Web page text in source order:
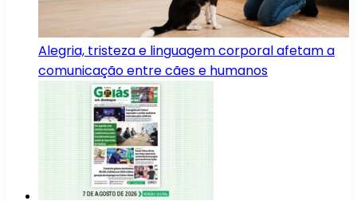
Alegria, tristeza e linguagem corporal afetam a
comunicação entre cães e humanos